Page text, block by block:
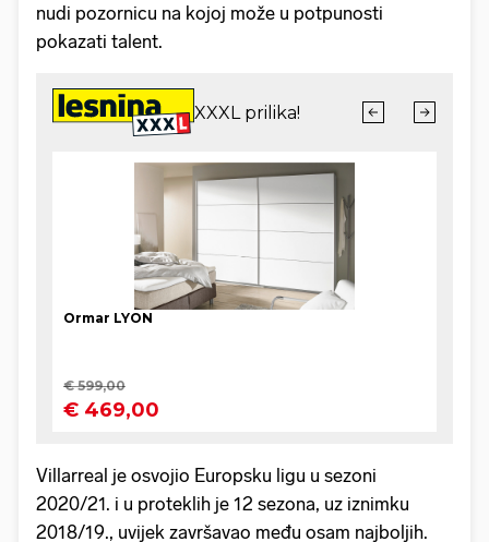
nudi pozornicu na kojoj može u potpunosti
pokazati talent.
Villarreal je osvojio Europsku ligu u sezoni
2020/21. i u proteklih je 12 sezona, uz iznimku
2018/19., uvijek završavao među osam najboljih.